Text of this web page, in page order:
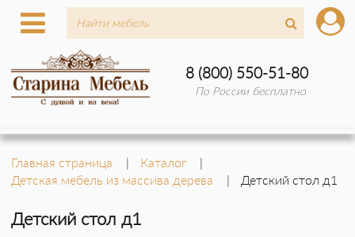
8 (800) 550-51-80
По России бесплатно
Главная страница
Каталог
Детская мебель из массива дерева
Детский стол д1
Детский стол д1